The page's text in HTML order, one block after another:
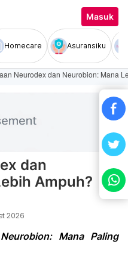
Masuk
Homecare Asuransiku
Neurodex dan Neurobion: Mana
dan
Ampuh?
2026
Mana Paling